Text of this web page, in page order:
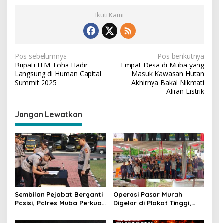
Ikuti Kami
N
a
v
g
a
s
i
p
o
s
Pos sebelumnya
Bupati H M Toha Hadir
Langsung di Human Capital
Summit 2025
Pos berikutnya
Empat Desa di Muba yang
Masuk Kawasan Hutan
Akhirnya Bakal Nikmati
Aliran Listrik
Jangan Lewatkan
Sembilan Pejabat Berganti
Posisi, Polres Muba Perkuat
Presisi
Operasi Pasar Murah
Digelar di Plakat Tinggi,
Subsidi untuk Ringankan